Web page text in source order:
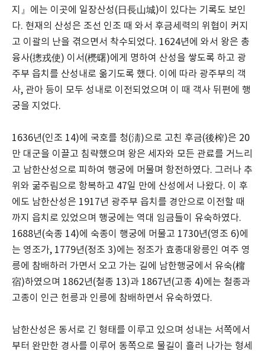
지』에는 이곳에 일장산성(日長山城)이 있다는 기록도 보인
다. 현재의 산성은 조선 인조 때 와서 후금세력의 위협이 커지
고 이괄의 난을 겪으면서 착수되었다. 1624년에 와서 왕은 총
융사(摠戎使) 이서(橷曙)에게 명하여 산성을 쌓도록 하고 광
주부 읍치를 산성내로 옮기도록 했다. 이에 따라 광주부의 객
사, 관아 등이 모두 성내로 이전되었으며 이 때 객사 뒤편에 행
궁을 지었다.
1636년(인조 14)에 국호를 청(淸)으로 고친 후금(後榨)은 20
만 대군을 이끌고 침략했으며 왕은 세자와 모든 관료를 거느리
고 남한산성으로 피하여 행궁에 머물며 항전하였다. 그러나 추
위와 굶주림으로 항복하고 47일 만에 산성에서 나왔다. 이 후
에도 남한산성은 1917년 광주부 읍치를 경안으로 이전할 때
까지 읍치로 있었으며 행궁에는 역대 임금들이 유숙하였다.
1688년(숙종 14)에 숙종이 행궁에 머물고 1730년(영조 6)에
는 영조가, 1779년(정조 3)에는 정조가 효종대왕릉인 여주 영
릉에 참배하러 가면서 오고 가는 길에 남한행궁에서 유숙(橣
宿)하였으며 1862년(철종 13)과 1867년(고종 4)에는 철종과
고종이 인근 헌릉과 인릉에 참배하면서 유숙하였다.
남한산성은 동서로 긴 형태를 이루고 있으며 성내는 서쪽에서
부터 완만한 경사를 이루어 동쪽으로 물길이 흘러 나가는 형세